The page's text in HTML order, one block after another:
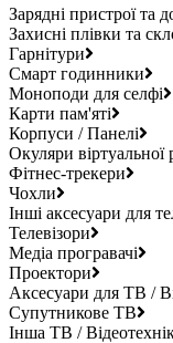
Зарядні пристрої та
Захисні плівки та
Гарнітури
Смарт годинники
Моноподи для селфі
Карти пам'яті
Корпуси / Панелі
Окуляри віртуальної
Фітнес-трекери
Чохли
Інші аксесуари для
Телевізори
Медіа програвачі
Проектори
Аксесуари для ТВ /
Супутникове ТВ
Інша ТВ /